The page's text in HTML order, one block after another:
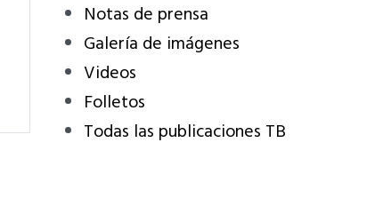
Notas de prensa
Galería de imágenes
Videos
Folletos
Todas las publicaciones TB